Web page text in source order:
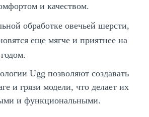
и качеством.
обработке овечьей шерсти,
еще мягче и приятнее на
Ugg позволяют создавать
и грязи модели, что делает их
и функциональными.